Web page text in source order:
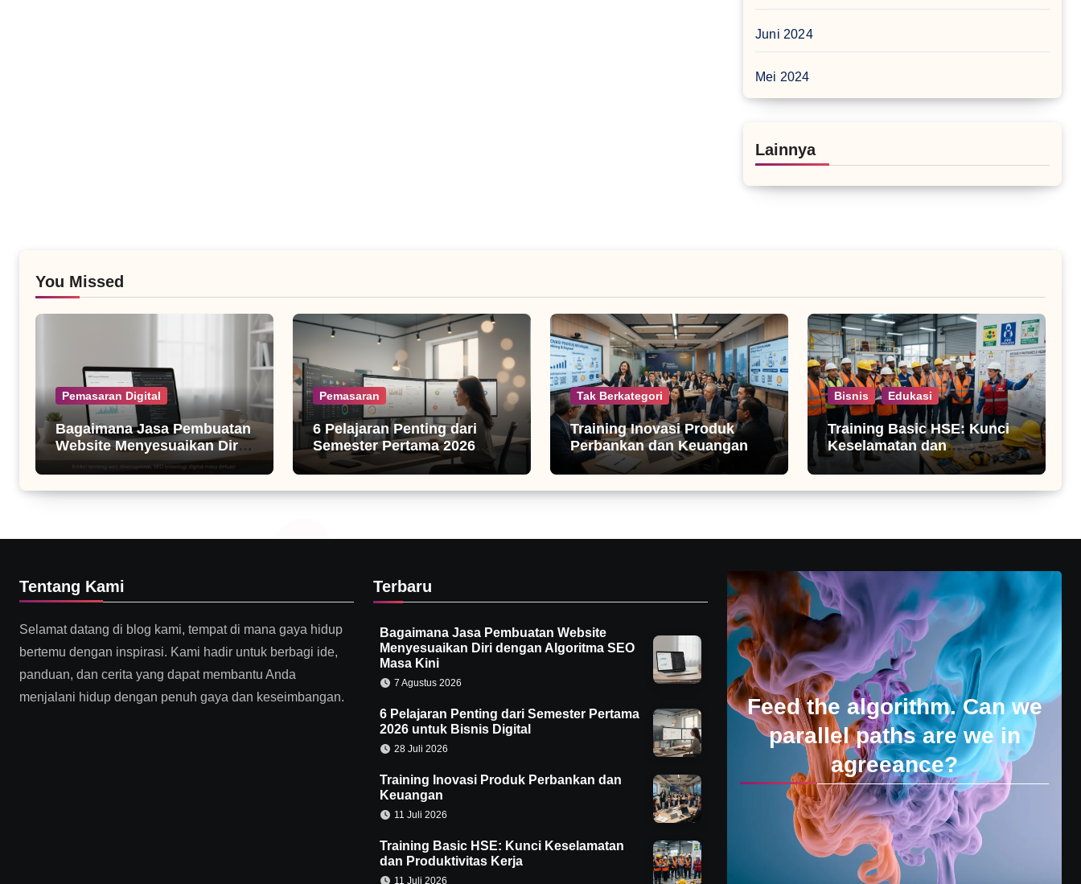
Juni 2024
Mei 2024
Lainnya
You Missed
Pemasaran Digital
Bagaimana Jasa Pembuatan
Website Menyesuaikan Diri
dengan Algoritma SEO Masa
Kini
Pemasaran
6 Pelajaran Penting dari
Semester Pertama 2026
untuk Bisnis Digital
Tak Berkategori
Training Inovasi Produk
Perbankan dan Keuangan
Bisnis Edukasi
Training Basic HSE: Kunci
Keselamatan dan
Produktivitas Kerja
Tentang Kami
Selamat datang di blog kami, tempat di mana gaya hidup
bertemu dengan inspirasi. Kami hadir untuk berbagi ide,
panduan, dan cerita yang dapat membantu Anda
menjalani hidup dengan penuh gaya dan keseimbangan.
Terbaru
Bagaimana Jasa Pembuatan Website
Menyesuaikan Diri dengan Algoritma SEO
Masa Kini
7 Agustus 2026
6 Pelajaran Penting dari Semester Pertama
2026 untuk Bisnis Digital
28 Juli 2026
Training Inovasi Produk Perbankan dan
Keuangan
11 Juli 2026
Training Basic HSE: Kunci Keselamatan
dan Produktivitas Kerja
11 Juli 2026
Feed the algorithm. Can we
parallel paths are we in
agreeance?